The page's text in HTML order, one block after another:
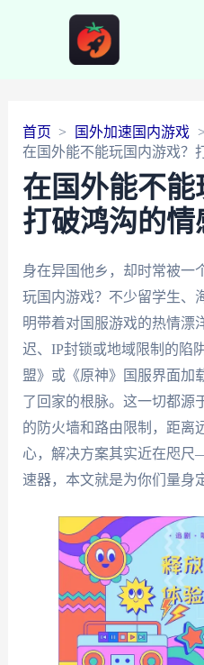
首页
国外加速国内游戏
在国外能不能玩国内游戏？
在国外能不能
打破鸿沟的情
身在异国他乡，却时常被一
玩国内游戏？不少留学生、
明带着对国服游戏的热情漂
迟、IP封锁或地域限制的陷
盟》或《原神》国服界面加
了回家的根脉。这一切都源
的防火墙和路由限制，距离
心，解决方案其实近在咫
速器，本文就是为你们量身